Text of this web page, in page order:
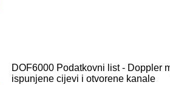
DOF6000 Podatkovni list - Doppler
ispunjene cijevi i otvorene kanale